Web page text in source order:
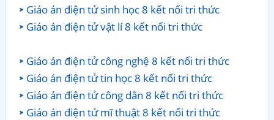
Giáo án điện tử sinh học 8 kết nối tri thức
Giáo án điện tử vật lí 8 kết nối tri thức
Giáo án điện tử công nghệ 8 kết nối tri thức
Giáo án điện tử tin học 8 kết nối tri thức
Giáo án điện tử công dân 8 kết nối tri thức
Giáo án điện tử mĩ thuật 8 kết nối tri thức